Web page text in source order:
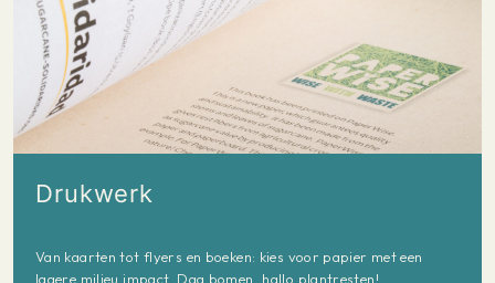
Drukwerk
Van kaarten tot flyers en boeken: kies voor papier met een
lagere milieu impact. Dag bomen, hallo plantresten!